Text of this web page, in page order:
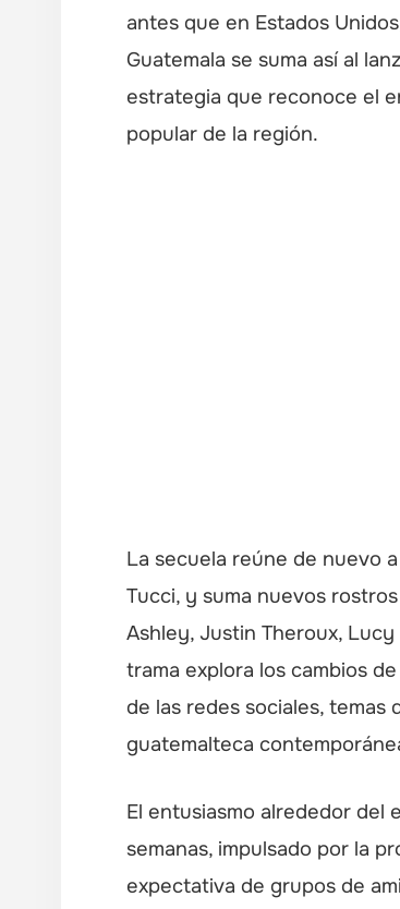
antes que en Estados
Guatemala se suma así al
estrategia que reconoce el
popular de la región.
La secuela reúne de nuevo
Tucci, y suma nuevos
Ashley, Justin Theroux,
trama explora los cambios
de las redes sociales,
guatemalteca
El entusiasmo alrededor del
semanas, impulsado por la
expectativa de grupos de